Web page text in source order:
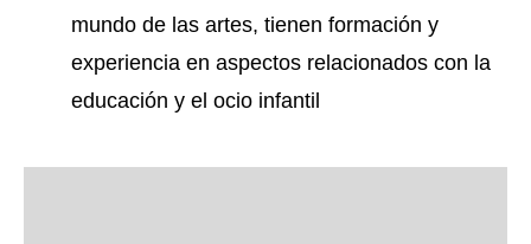
mundo de las artes, tienen formación y
experiencia en aspectos relacionados con la
educación y el ocio infantil